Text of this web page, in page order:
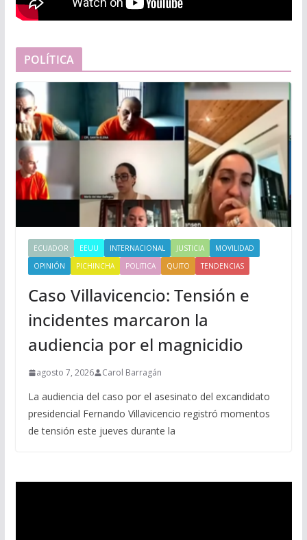
POLÍTICA
ECUADOR EEUU INTERNACIONAL JUSTICIA
MOVILIDAD
OPINIÓN
PICHINCHA POLITICA QUITO TENDENCIAS
Caso Villavicencio: Tensión e
incidentes marcaron la
audiencia por el magnicidio
agosto 7, 2026 Carol Barragán
La audiencia del caso por el asesinato del excandidato
presidencial Fernando Villavicencio registró momentos
de tensión este jueves durante la